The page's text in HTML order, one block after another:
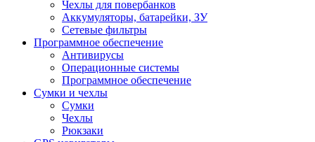
Чехлы для повербанков
Аккумуляторы, батарейки, ЗУ
Сетевые фильтры
Программное обеспечение
Антивирусы
Операционные системы
Программное обеспечение
Сумки и чехлы
Сумки
Чехлы
Рюкзаки